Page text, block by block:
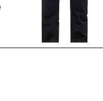
MAROON INSULATED 2L PANTS